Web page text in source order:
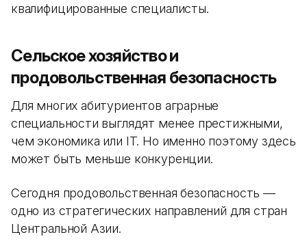
квалифицированные специалисты.
Сельское хозяйство и
продовольственная безопасность
Для многих абитуриентов аграрные
специальности выглядят менее престижными,
чем экономика или IT. Но именно поэтому здесь
может быть меньше конкуренции.
Сегодня продовольственная безопасность —
одно из стратегических направлений для стран
Центральной Азии.